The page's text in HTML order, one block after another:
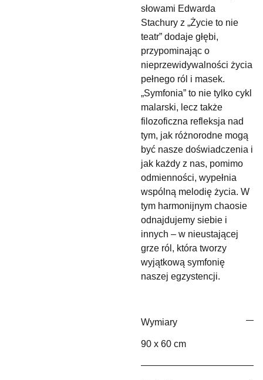
słowami Edwarda
Stachury z „Życie to nie
teatr” dodaje głębi,
przypominając o
nieprzewidywalności życia
pełnego ról i masek.
„Symfonia” to nie tylko cykl
malarski, lecz także
filozoficzna refleksja nad
tym, jak różnorodne mogą
być nasze doświadczenia i
jak każdy z nas, pomimo
odmienności, wypełnia
wspólną melodię życia. W
tym harmonijnym chaosie
odnajdujemy siebie i
innych – w nieustającej
grze ról, która tworzy
wyjątkową symfonię
naszej egzystencji.
Wymiary
90 x 60 cm